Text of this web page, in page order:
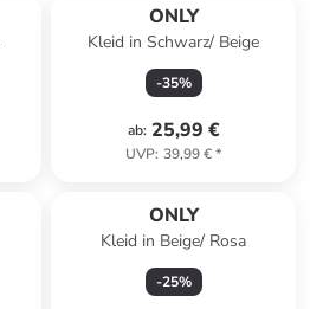
ONLY
Kleid in Schwarz/ Beige
-35%
ab: 25,99 €
UVP: 39,99 €*
ONLY
Kleid in Beige/ Rosa
-25%